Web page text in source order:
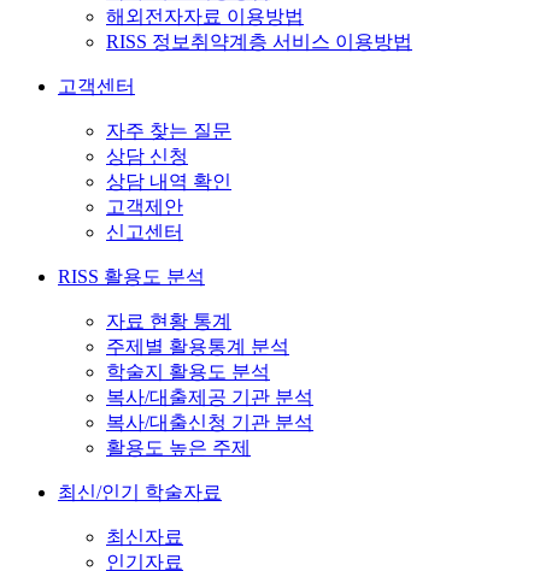
해외전자자료 이용방법
RISS 정보취약계층 서비스 이용방법
고객센터
자주 찾는 질문
상담 신청
상담 내역 확인
고객제안
신고센터
RISS 활용도 분석
자료 현황 통계
주제별 활용통계 분석
학술지 활용도 분석
복사/대출제공 기관 분석
복사/대출신청 기관 분석
활용도 높은 주제
최신/인기 학술자료
최신자료
인기자료